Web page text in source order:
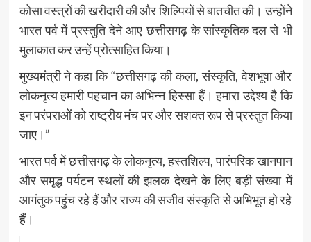
कोसा वस्त्रों की खरीदारी की और शिल्पियों से बातचीत की। उन्होंने
भारत पर्व में प्रस्तुति देने आए छत्तीसगढ़ के सांस्कृतिक दल से भी
मुलाकात कर उन्हें प्रोत्साहित किया।
मुख्यमंत्री ने कहा कि “छत्तीसगढ़ की कला, संस्कृति, वेशभूषा और
लोकनृत्य हमारी पहचान का अभिन्न हिस्सा हैं। हमारा उद्देश्य है कि
इन परंपराओं को राष्ट्रीय मंच पर और सशक्त रूप से प्रस्तुत किया
जाए।”
भारत पर्व में छत्तीसगढ़ के लोकनृत्य, हस्तशिल्प, पारंपरिक खानपान
और समृद्ध पर्यटन स्थलों की झलक देखने के लिए बड़ी संख्या में
आगंतुक पहुंच रहे हैं और राज्य की सजीव संस्कृति से अभिभूत हो रहे
हैं।